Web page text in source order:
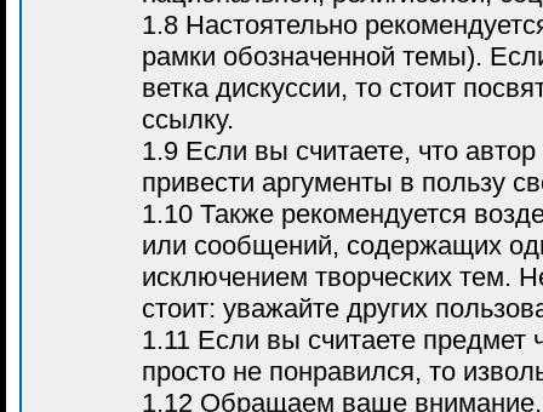
1.8 Настоятельно
рамки обозначенной темы).
ветка дискуссии, то стоит
ссылку.
1.9 Если вы считаете, что
привести аргументы в пользу
1.10 Также рекомендуется
или сообщений, содержащих
исключением творческих тем.
стоит: уважайте других
1.11 Если вы считаете предмет
просто не понравился, то
1.12 Обращаем ваше внимание,